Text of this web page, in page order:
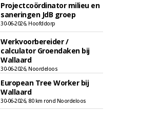
Projectcoördinator milieu en
saneringen JdB groep
30-06-2026, Hoofddorp
Werkvoorbereider /
calculator Groendaken bij
Wallaard
30-06-2026, Noordeloos
European Tree Worker bij
Wallaard
30-06-2026, 80 km rond Noordeloos